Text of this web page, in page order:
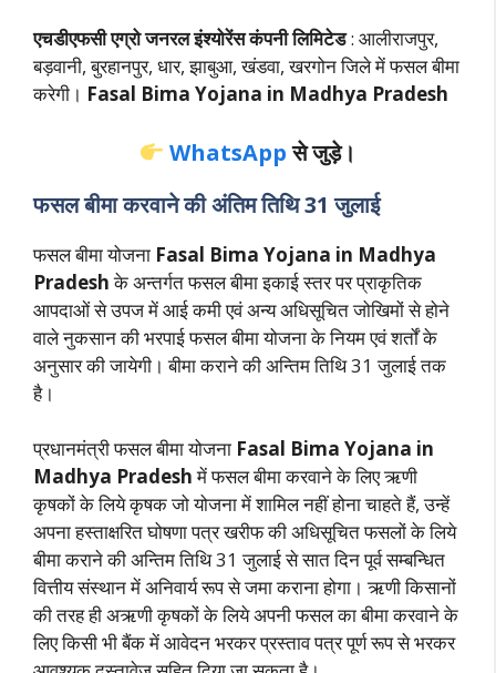
एचडीएफसी एग्रो जनरल इंश्योरेंस कंपनी लिमिटेड: आलीराजपुर,
बड़वानी, बुरहानपुर, धार, झाबुआ, खंडवा, खरगोन जिले में फसल बीमा
करेगी। Fasal Bima Yojana in Madhya Pradesh
WhatsAppसे जुड़े।
फसल बीमा करवाने की अंतिम तिथि 31 जुलाई
फसल बीमा योजना Fasal Bima Yojana in Madhya
Pradeshके अन्तर्गत फसल बीमा इकाई स्तर पर प्राकृतिक
आपदाओं से उपज में आई कमी एवं अन्य अधिसूचित जोखिमों से होने
वाले नुकसान की भरपाई फसल बीमा योजना के नियम एवं शर्तों के
अनुसार की जायेगी। बीमा कराने की अन्तिम तिथि 31 जुलाई तक
है।
प्रधानमंत्री फसल बीमा योजना Fasal Bima Yojana in
Madhya Pradeshमें फसल बीमा करवाने के लिए ऋणी
कृषकों के लिये कृषक जो योजना में शामिल नहीं होना चाहते हैं, उन्हें
अपना हस्ताक्षरित घोषणा पत्र खरीफ की अधिसूचित फसलों के लिये
बीमा कराने की अन्तिम तिथि 31 जुलाई से सात दिन पूर्व सम्बन्धित
वित्तीय संस्थान में अनिवार्य रूप से जमा कराना होगा। ऋणी किसानों
की तरह ही अऋणी कृषकों के लिये अपनी फसल का बीमा करवाने के
लिए किसी भी बैंक में आवेदन भरकर प्रस्ताव पत्र पूर्ण रूप से भरकर